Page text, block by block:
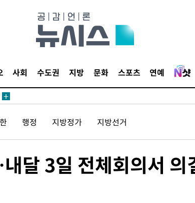
사회 수도권 지방 문화 스포츠 연예
행정 지방정가 지방선거
달 3일 전체회의서 의